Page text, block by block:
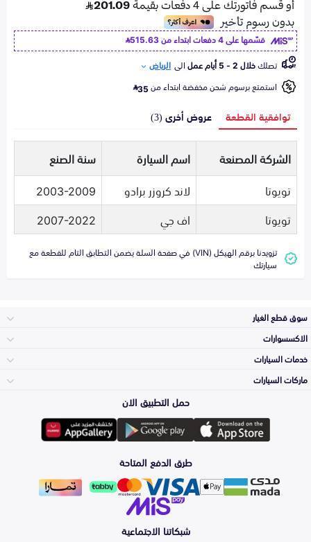
قسّمها على 4 دفعات ابتداء من
515.63
تصلكخلال 2 - 5 أيام عمل الى الرياض
استمتع برسوم شحن مخفضة ابتداء من35
توافقية القطعة عروض أخرى (3)
الشركة المصنعة اسم السيارة
سنة الصنع
تويوتا
لاند كروزر برادو
2003-2009
تويوتا
اف جي 2007-2022
تزويدنا برقم الهيكل (VIN) في صفحة السلة يضمن التطابق التام للقطعة مع
سيارتك
سوق قطع الغيار
المكائن، القيرات
وملحقاتها
الشمعات
والاصطبات (الاضاءة)
الفرامل والأقمشة
الاكسسوارات
لوازم الرحلات
اكسسوارات العناية
خدمات السيارات
الأكثر مبيعاً
التلميع والعناية
ماركات السيارات
تويوتا
هيونداي
كيا
حمل التطبيق الان
طرق الدفع المتاحة
شبكاتنا الاجتماعية